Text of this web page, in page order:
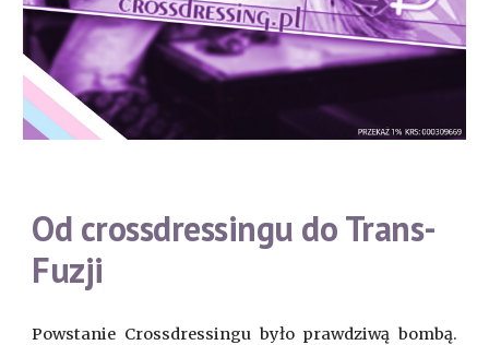
Od crossdressingu do Trans-
Fuzji
Powstanie Crossdressingu było prawdziwą bombą.